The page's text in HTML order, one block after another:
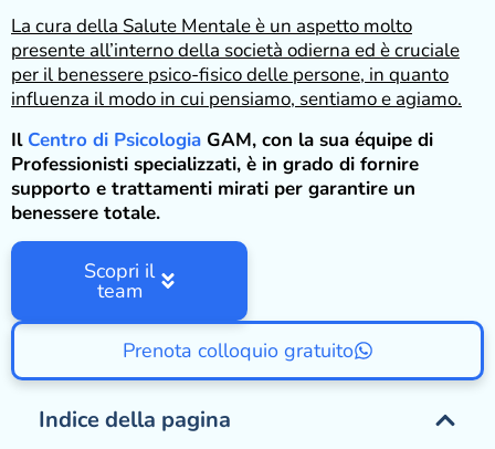
La cura della Salute Mentale è un aspetto molto
presente all’interno della società odierna ed è cruciale
per il benessere psico-fisico delle persone, in quanto
influenza il modo in cui pensiamo, sentiamo e agiamo.
Il Centro di Psicologia GAM, con la sua équipe di
Professionisti specializzati, è in grado di fornire
supporto e trattamenti mirati per garantire un
benessere totale.
Scopri il
team
Prenota colloquio gratuito
Indice della pagina